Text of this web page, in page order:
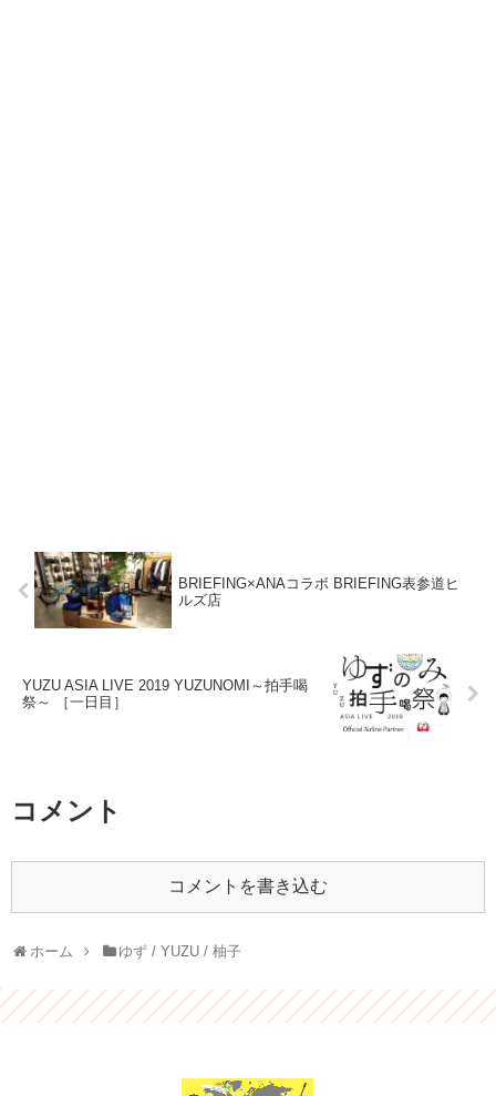
BRIEFING×ANAコラボ BRIEFING表参道ヒ
ルズ店
YUZU ASIA LIVE 2019 YUZUNOMI～拍手喝
祭～ ［一日目］
コメント
コメントを書き込む
ホーム ゆず / YUZU / 柚子